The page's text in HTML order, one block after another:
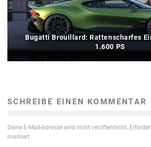
Bugatti Brouillard: Rattenscharfes
1.600 PS
SCHREIBE EINEN KOMMENTAR
Deine E-Mail-Adresse wird nicht veröffentlicht.
markiert